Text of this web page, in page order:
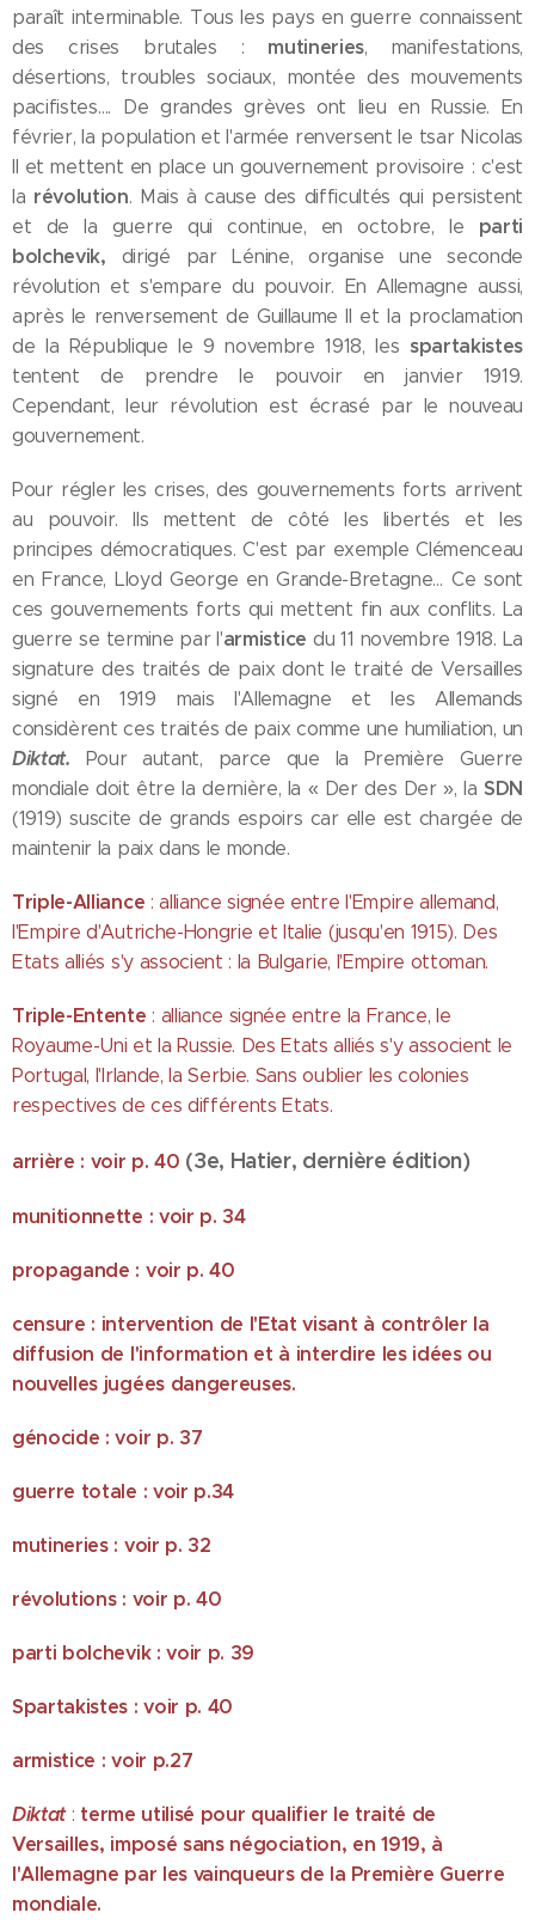
paraît interminable. Tous les pays en guerre connaissent
des crises brutales : mutineries, manifestations,
désertions, troubles sociaux, montée des mouvements
pacifistes…. De grandes grèves ont lieu en Russie. En
février, la population et l'armée renversent le tsar Nicolas
II et mettent en place un gouvernement provisoire : c'est
la révolution. Mais à cause des difficultés qui persistent
et de la guerre qui continue, en octobre, le parti
bolchevik, dirigé par Lénine, organise une seconde
révolution et s'empare du pouvoir. En Allemagne aussi,
après le renversement de Guillaume II et la proclamation
de la République le 9 novembre 1918, les spartakistes
tentent de prendre le pouvoir en janvier 1919.
Cependant, leur révolution est écrasé par le nouveau
gouvernement.
Pour régler les crises, des gouvernements forts arrivent
au pouvoir. Ils mettent de côté les libertés et les
principes démocratiques. C'est par exemple Clémenceau
en France, Lloyd George en Grande-Bretagne… Ce sont
ces gouvernements forts qui mettent fin aux conflits. La
guerre se termine par l'armistice du 11 novembre 1918. La
signature des traités de paix dont le traité de Versailles
signé en 1919 mais l'Allemagne et les Allemands
considèrent ces traités de paix comme une humiliation, un
Diktat. Pour autant, parce que la Première Guerre
mondiale doit être la dernière, la « Der des Der », la SDN
(1919) suscite de grands espoirs car elle est chargée de
maintenir la paix dans le monde.
Triple-Alliance : alliance signée entre l'Empire allemand,
l'Empire d'Autriche-Hongrie et Italie (jusqu'en 1915). Des
Etats alliés s'y associent : la Bulgarie, l'Empire ottoman.
Triple-Entente : alliance signée entre la France, le
Royaume-Uni et la Russie. Des Etats alliés s'y associent le
Portugal, l'Irlande, la Serbie. Sans oublier les colonies
respectives de ces différents Etats.
arrière : voir p. 40 (3e, Hatier, dernière édition)
munitionnette : voir p. 34
propagande : voir p. 40
censure : intervention de l'Etat visant à contrôler la
diffusion de l'information et à interdire les idées ou
nouvelles jugées dangereuses.
génocide : voir p. 37
guerre totale : voir p.34
mutineries : voir p. 32
révolutions : voir p. 40
parti bolchevik : voir p. 39
Spartakistes : voir p. 40
armistice : voir p.27
Diktat : terme utilisé pour qualifier le traité de
Versailles, imposé sans négociation, en 1919, à
l'Allemagne par les vainqueurs de la Première Guerre
mondiale.